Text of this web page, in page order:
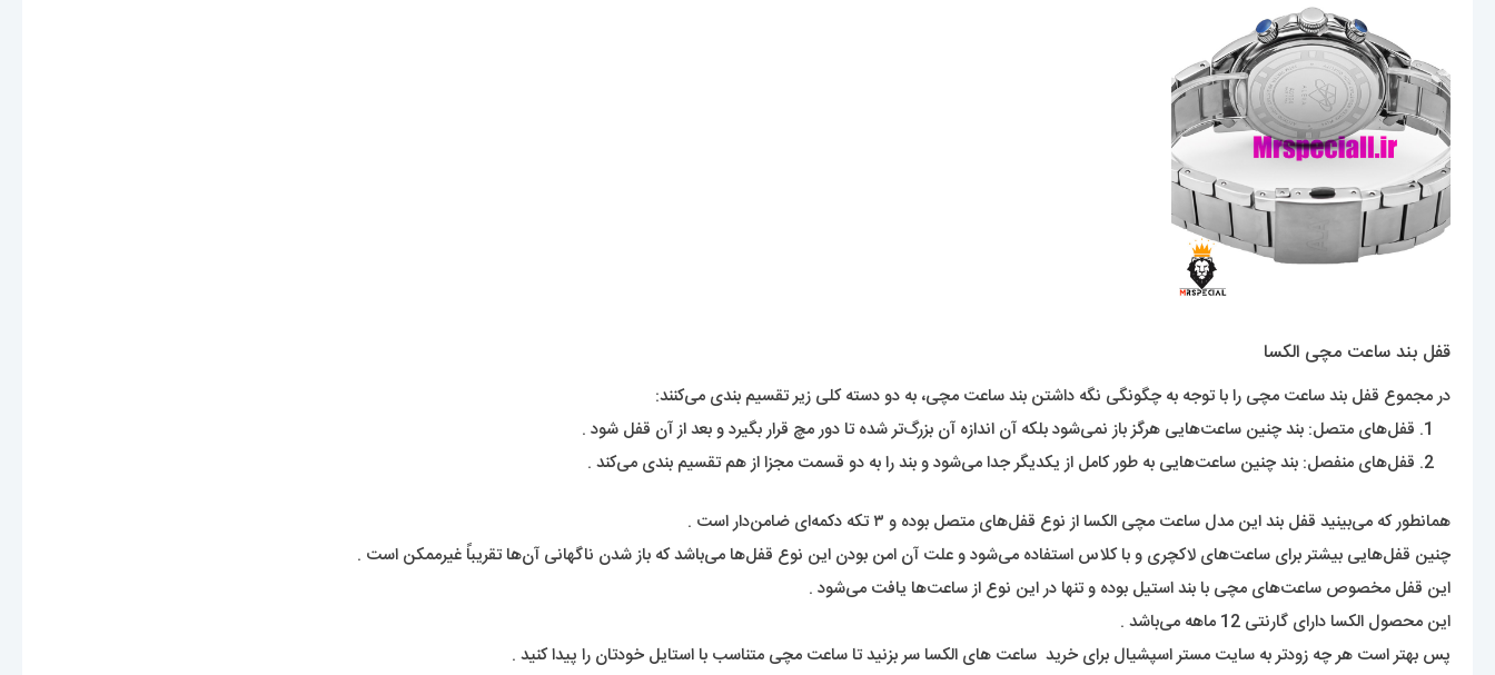
قفل بند ساعت مچی الکسا
در مجموع قفل بند ساعت مچی را با توجه به چگونگی نگه داشتن بند ساعت مچی، به دو دسته کلی زیر تقسیم بندی می‌کنند:
قفل‌های متصل: بند چنین ساعت‌هایی هرگز باز نمی‌شود بلکه آن اندازه آن بزرگ‌تر شده تا دور مچ قرار بگیرد و بعد از آن قفل شود .
قفل‌های منفصل: بند چنین ساعت‌هایی به طور کامل از یکدیگر جدا می‌شود و بند را به دو قسمت مجزا از هم تقسیم بندی می‌کند .
همانطور که می‌بینید قفل بند این مدل ساعت مچی الکسا از نوع قفل‌های متصل بوده و ۳ تکه دکمه‌ای ضامن‌دار است .
چنین قفل‌هایی بیشتر برای ساعت‌های لاکچری و با کلاس استفاده می‌شود و علت آن امن بودن این نوع قفل‌ها می‌باشد که باز شدن ناگهانی آن‌ها تقریباً غیرممکن است .
این قفل مخصوص ساعت‌های مچی با بند استیل بوده و تنها در این نوع از ساعت‌ها یافت می‌شود .
این محصول الکسا دارای گارنتی 12 ماهه می‌باشد .
پس بهتر است هر چه زود‌تر به سایت مستر اسپشیال برای خرید ساعت های الکسا سر بزنید تا ساعت مچی متناسب با استایل خودتان را پیدا کنید .